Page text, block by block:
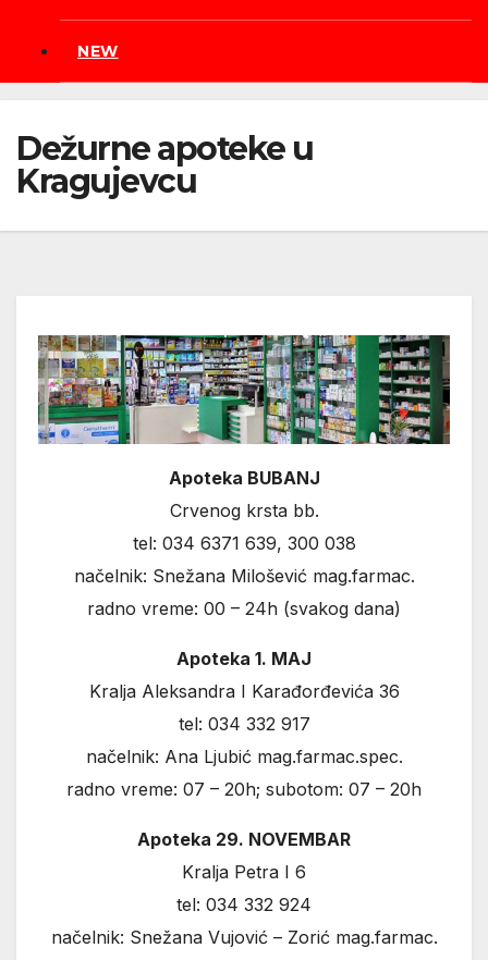
NEW
Dežurne apoteke u
Kragujevcu
Apoteka BUBANJ
Crvenog krsta bb.
tel: 034 6371 639, 300 038
načelnik: Snežana Milošević mag.farmac.
radno vreme: 00 – 24h (svakog dana)
Apoteka 1. MAJ
Kralja Aleksandra I Karađorđevića 36
tel: 034 332 917
načelnik: Ana Ljubić mag.farmac.spec.
radno vreme: 07 – 20h; subotom: 07 – 20h
Apoteka 29. NOVEMBAR
Kralja Petra I 6
tel: 034 332 924
načelnik: Snežana Vujović – Zorić mag.farmac.